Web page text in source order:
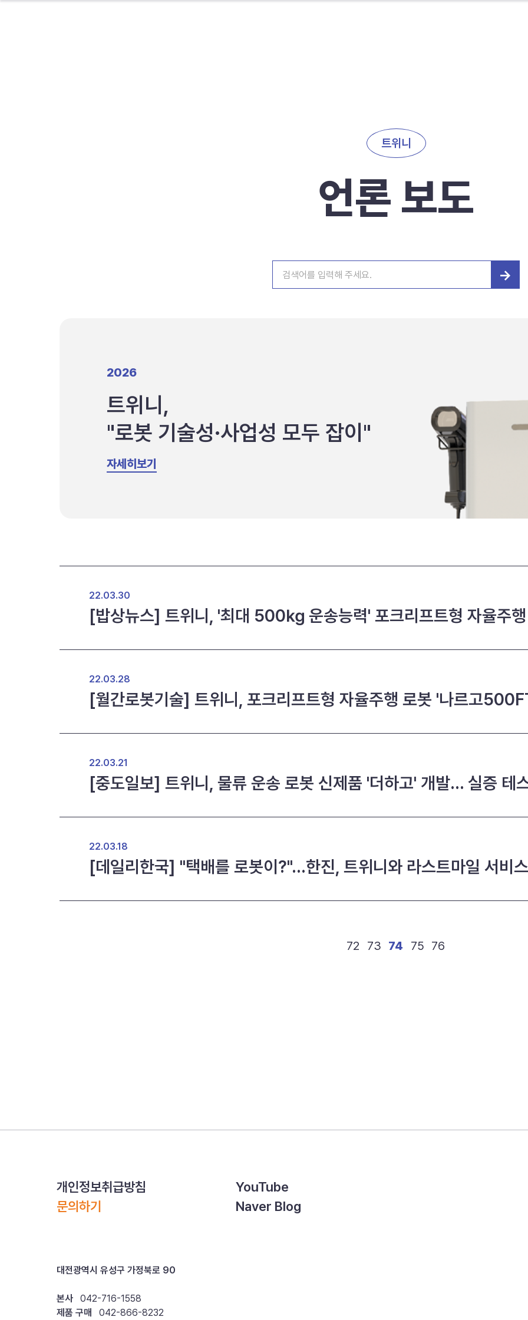
트위니
언론 보도
→
2026
트위니,
"로봇 기술성·사업성 모두 잡이"
자세히보기
22.03.30
[밥상뉴스] 트위니, '최대 500㎏ 운송능력' 포크리프트형 자율주
22.03.28
[월간로봇기술] 트위니, 포크리프트형 자율주행 로봇 '나르고
22.03.21
[중도일보] 트위니, 물류 운송 로봇 신제품 '더하고' 개발... 실증 테
22.03.18
[데일리한국] "택배를 로봇이?"…한진, 트위니와 라스트마일 서비
72 73 74 75 76
개인정보취급방침
문의하기
YouTube
Naver Blog
대전광역시 유성구 가정북로 90
본사
042-716-1558
제품 구매
042-866-8232